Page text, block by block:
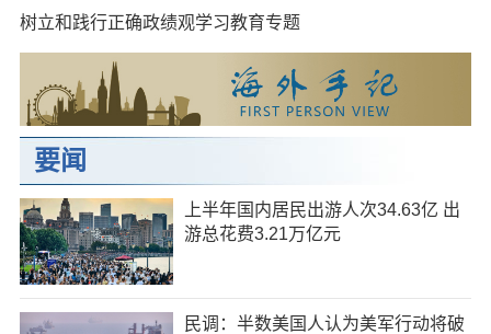
树立和践行正确政绩观学习教育专题
要闻
上半年国内居民出游人次34.63亿 出
游总花费3.21万亿元
民调：半数美国人认为美军行动将破